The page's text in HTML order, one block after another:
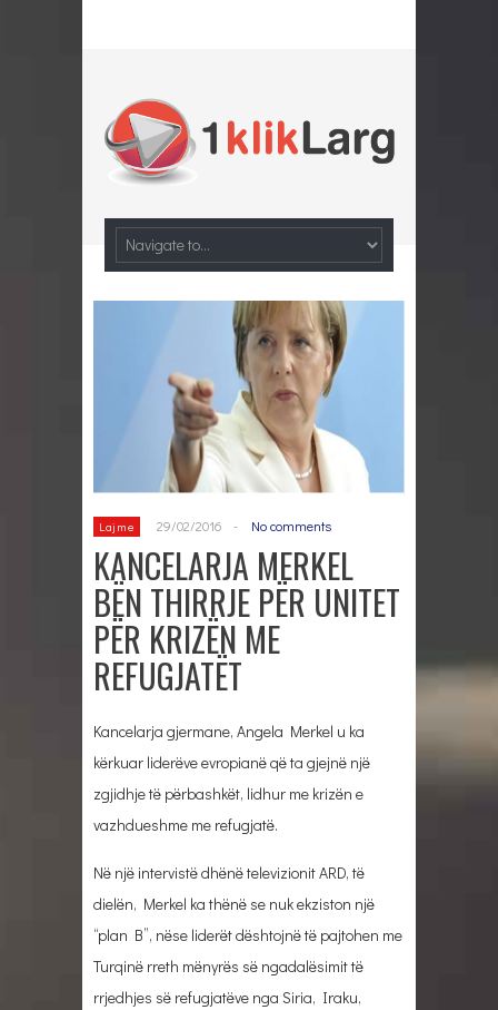
Lajme 29/02/2016 - No comments
KANCELARJA MERKEL
BËN THIRRJE PËR UNITET
PËR KRIZËN ME
REFUGJATËT
Kancelarja gjermane, Angela Merkel u ka
kërkuar liderëve evropianë që ta gjejnë një
zgjidhje të përbashkët, lidhur me krizën e
vazhdueshme me refugjatë.
Në një intervistë dhënë televizionit ARD, të
dielën, Merkel ka thënë se nuk ekziston një
“plan B”, nëse liderët dështojnë të pajtohen me
Turqinë rreth mënyrës së ngadalësimit të
rrjedhjes së refugjatëve nga Siria, Iraku,